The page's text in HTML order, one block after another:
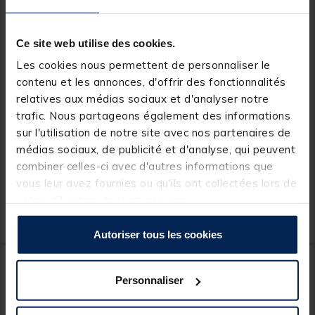
Ce site web utilise des cookies.
Les cookies nous permettent de personnaliser le
contenu et les annonces, d'offrir des fonctionnalités
relatives aux médias sociaux et d'analyser notre
trafic. Nous partageons également des informations
sur l'utilisation de notre site avec nos partenaires de
médias sociaux, de publicité et d'analyse, qui peuvent
combiner celles-ci avec d'autres informations que
vous leur avez fournies ou qu'ils ont collectées lors de
Autoriser tous les cookies
Personnaliser
JMC
Queue de Rat JMC
Kamoufil XP 2,75m
SILVER STONE
Fluorocarbonne
Silverstone Spectral Fluoro
50 m
-33% DESTOCKAGE